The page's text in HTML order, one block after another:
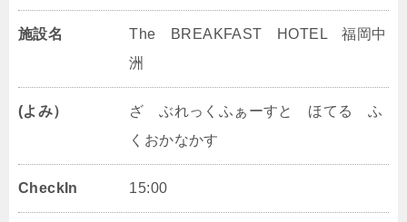
施設名
The BREAKFAST HOTEL 福岡中
洲
(よみ）
ざ ぶれっくふぁーすと ほてる ふ
くおかなかす
CheckIn 15:00